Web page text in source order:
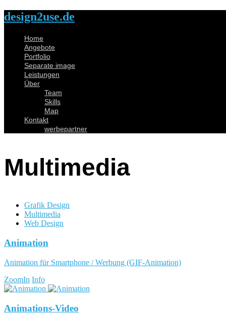
design2use.de
Home
Angebote
Portfolio
Separate image
Leistungen
Über
Team
Skills
Map
Kontakt
werbepartner
Multimedia
Grafik Design
Multimedia
Web Design
Animation
Animation für Smartphone / Werbung (GIF-Animation)
ZoomIn Info
Animations-Video